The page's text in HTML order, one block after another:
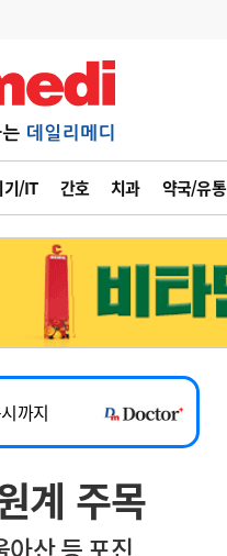
기/IT 간호 치과 약국/유통
리급여 실시
지필공 지원책
수련환경 개선
과대학 입시
계 공시
08-31
시까지
까지
08-15
08-31
까지
계 주목
산 등 포진